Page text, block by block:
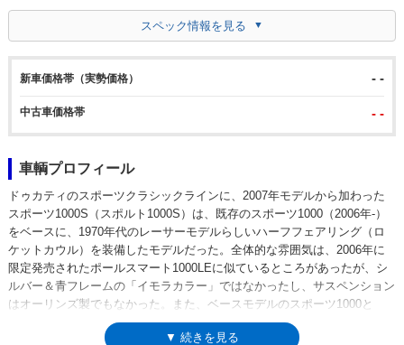
スペック情報を見る
新車価格帯（実勢価格） - -
中古車価格帯 - -
車輌プロフィール
ドゥカティのスポーツクラシックラインに、2007年モデルから加わった
スポーツ1000S（スポルト1000S）は、既存のスポーツ1000（2006年-）
をベースに、1970年代のレーサーモデルらしいハーフフェアリング（ロ
ケットカウル）を装備したモデルだった。全体的な雰囲気は、2006年に
限定発売されたポールスマート1000LEに似ているところがあったが、シ
ルバー＆青フレームの「イモラカラー」ではなかったし、サスペンション
はオーリンズ製でもなかった。また、ベースモデルのスポーツ1000と
も、ポールスマート1000LEとも異なるところは、クラッチが湿式になっ
ていたこと。GT1000（2007年-）からスポーツクラシックに採用された湿
▼ 続きを見る